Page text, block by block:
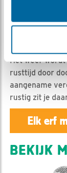
Buiten
Het weer wordt
rusttijd door
aangename
rustig zit je
Elk erf
BEKIJK